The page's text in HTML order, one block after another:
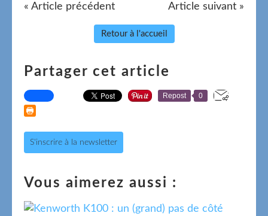
« Article précédent Article suivant »
Retour à l'accueil
Partager cet article
Repost 0
S'inscrire à la newsletter
Vous aimerez aussi :